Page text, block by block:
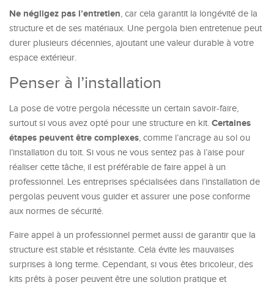
Ne négligez pas l’entretien, car cela garantit la longévité de la
structure et de ses matériaux. Une pergola bien entretenue peut
durer plusieurs décennies, ajoutant une valeur durable à votre
espace extérieur.
Penser à l’installation
La pose de votre pergola nécessite un certain savoir-faire,
surtout si vous avez opté pour une structure en kit. Certaines
étapes peuvent être complexes, comme l’ancrage au sol ou
l’installation du toit. Si vous ne vous sentez pas à l’aise pour
réaliser cette tâche, il est préférable de faire appel à un
professionnel. Les entreprises spécialisées dans l’installation de
pergolas peuvent vous guider et assurer une pose conforme
aux normes de sécurité.
Faire appel à un professionnel permet aussi de garantir que la
structure est stable et résistante. Cela évite les mauvaises
surprises à long terme. Cependant, si vous êtes bricoleur, des
kits prêts à poser peuvent être une solution pratique et